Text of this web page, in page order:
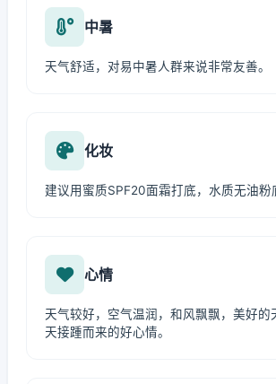
中暑
天气舒适，对易中暑人群来说非常友善。
化妆
建议用蜜质SPF20面霜打底，水质无油粉
心情
天气较好，空气温润，和风飘飘，美好的
天接踵而来的好心情。